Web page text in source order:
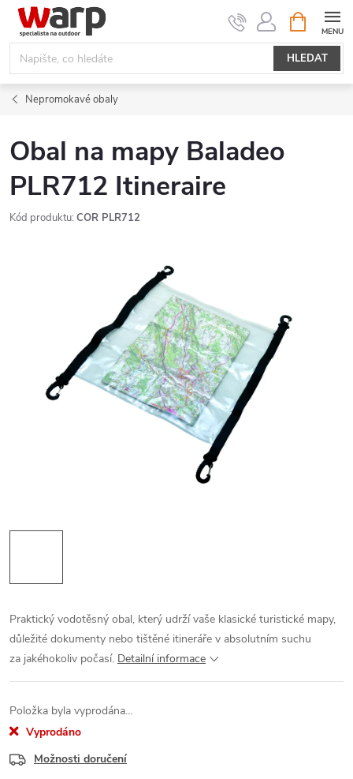
Přejít
obsah
HLEDAT
NÁKUPNÍ
KOŠÍK
Nepromokavé obaly
Obal na mapy Baladeo
PLR712 Itineraire
Kód produktu: COR PLR712
Praktický vodotěsný obal, který udrží vaše klasické turistické mapy,
důležité dokumenty nebo tištěné itineráře v absolutním suchu
za jakéhokoliv počasí. Detailní informace
Položka byla vyprodána…
Vyprodáno
Možnosti doručení